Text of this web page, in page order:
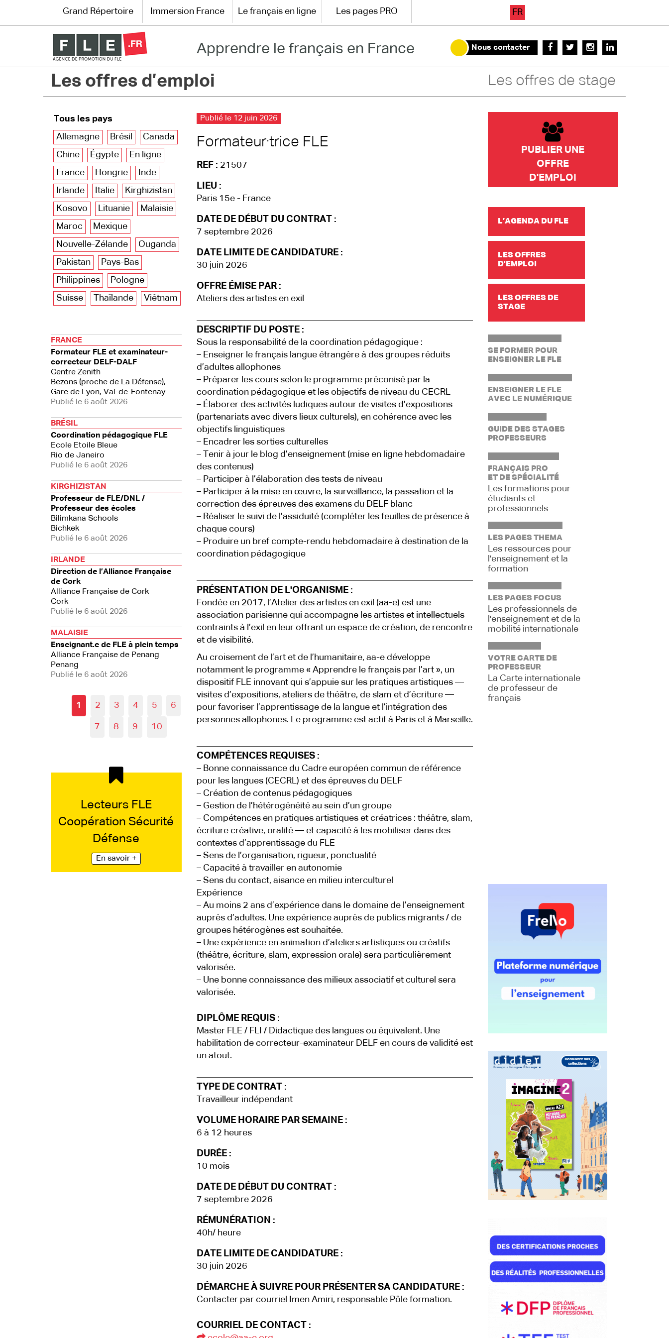
Grand Répertoire
Immersion France
Les pages PRO
Grand Répertoire Immersion France Le français en ligne Les pages PRO FR
Apprendre le français en France Nous contacter
Les offres d’emploi Les offres de stage
Tous les pays
Allemagne
Brésil
Canada
Chine
Égypte
En ligne
France
Hongrie
Inde
Irlande
Italie
Kirghizistan
Kosovo
Lituanie
Malaisie
Maroc
Mexique
Nouvelle-Zélande
Ouganda
Pakistan
Pays-Bas
Philippines
Pologne
Suisse
Thaïlande Viêtnam
FRANCE
Formateur FLE et examinateur-
correcteur DELF-DALF
Centre Zenith
Bezons (proche de La Défense),
Gare de Lyon, Val-de-Fontenay
Publié le 6 août 2026
BRÉSIL
Coordination pédagogique FLE
Ecole Etoile Bleue
Rio de Janeiro
Publié le 6 août 2026
KIRGHIZISTAN
Professeur de FLE/DNL /
Professeur des écoles
Bilimkana Schools
Bichkek
Publié le 6 août 2026
IRLANDE
Direction de l’Alliance Française
de Cork
Alliance Française de Cork
Cork
Publié le 6 août 2026
MALAISIE
Enseignant.e de FLE à plein temps
Alliance Française de Penang
Penang
Publié le 6 août 2026
1 2 3 4 5 6
7 8 9 10
Lecteurs FLE
Coopération Sécurité
Défense
En savoir +
Publié le 12 juin 2026
Formateur·trice FLE
REF : 21507
LIEU :
Paris 15e - France
DATE DE DÉBUT DU CONTRAT :
7 septembre 2026
DATE LIMITE DE CANDIDATURE :
30 juin 2026
OFFRE ÉMISE PAR :
Ateliers des artistes en exil
DESCRIPTIF DU POSTE :
Sous la responsabilité de la coordination pédagogique :
– Enseigner le français langue étrangère à des groupes réduits
d’adultes allophones
– Préparer les cours selon le programme préconisé par la
coordination pédagogique et les objectifs de niveau du CECRL
– Élaborer des activités ludiques autour de visites d’expositions
(partenariats avec divers lieux culturels), en cohérence avec les
objectifs linguistiques
– Encadrer les sorties culturelles
– Tenir à jour le blog d’enseignement (mise en ligne hebdomadaire
des contenus)
– Participer à l’élaboration des tests de niveau
– Participer à la mise en œuvre, la surveillance, la passation et la
correction des épreuves des examens du DELF blanc
– Réaliser le suivi de l’assiduité (compléter les feuilles de présence à
chaque cours)
– Produire un bref compte-rendu hebdomadaire à destination de la
coordination pédagogique
PRÉSENTATION DE L'ORGANISME :
Fondée en 2017, l’Atelier des artistes en exil (aa-e) est une
association parisienne qui accompagne les artistes et intellectuels
contraints à l’exil en leur offrant un espace de création, de rencontre
et de visibilité.
Au croisement de l’art et de l’humanitaire, aa-e développe
notamment le programme « Apprendre le français par l’art », un
dispositif FLE innovant qui s’appuie sur les pratiques artistiques —
visites d’expositions, ateliers de théâtre, de slam et d’écriture —
pour favoriser l’apprentissage de la langue et l’intégration des
personnes allophones. Le programme est actif à Paris et à Marseille.
COMPÉTENCES REQUISES :
– Bonne connaissance du Cadre européen commun de référence
pour les langues (CECRL) et des épreuves du DELF
– Création de contenus pédagogiques
– Gestion de l’hétérogénéité au sein d’un groupe
– Compétences en pratiques artistiques et créatrices : théâtre, slam,
écriture créative, oralité — et capacité à les mobiliser dans des
contextes d’apprentissage du FLE
– Sens de l’organisation, rigueur, ponctualité
– Capacité à travailler en autonomie
– Sens du contact, aisance en milieu interculturel
Expérience
– Au moins 2 ans d’expérience dans le domaine de l’enseignement
auprès d’adultes. Une expérience auprès de publics migrants / de
groupes hétérogènes est souhaitée.
– Une expérience en animation d’ateliers artistiques ou créatifs
(théâtre, écriture, slam, expression orale) sera particulièrement
valorisée.
– Une bonne connaissance des milieux associatif et culturel sera
valorisée.
DIPLÔME REQUIS :
Master FLE / FLI / Didactique des langues ou équivalent. Une
habilitation de correcteur-examinateur DELF en cours de validité est
un atout.
TYPE DE CONTRAT :
Travailleur indépendant
VOLUME HORAIRE PAR SEMAINE :
6 à 12 heures
DURÉE :
10 mois
DATE DE DÉBUT DU CONTRAT :
7 septembre 2026
RÉMUNÉRATION :
40h/ heure
DATE LIMITE DE CANDIDATURE :
30 juin 2026
DÉMARCHE À SUIVRE POUR PRÉSENTER SA CANDIDATURE :
Contacter par courriel Imen Amiri, responsable Pôle formation.
COURRIEL DE CONTACT :
PUBLIER UNE
OFFRE
D'EMPLOI
L’AGENDA DU FLE
LES OFFRES
D'EMPLOI
LES OFFRES DE
STAGE
SE FORMER POUR
ENSEIGNER LE FLE
ENSEIGNER LE FLE
AVEC LE NUMÉRIQUE
GUIDE DES STAGES
PROFESSEURS
FRANÇAIS PRO
ET DE SPÉCIALITÉ
Les formations pour
étudiants et
professionnels
LES PAGES THEMA
Les ressources pour
l'enseignement et la
formation
LES PAGES FOCUS
Les professionnels de
l'enseignement et de la
mobilité internationale
VOTRE CARTE DE
PROFESSEUR
La Carte internationale
de professeur de
français